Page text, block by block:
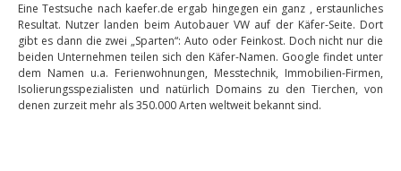
Eine Testsuche nach kaefer.de ergab hingegen ein ganz , erstaunliches
Resultat. Nutzer landen beim Autobauer VW auf der Käfer-Seite. Dort
gibt es dann die zwei „Sparten“: Auto oder Feinkost. Doch nicht nur die
beiden Unternehmen teilen sich den Käfer-Namen. Google findet unter
dem Namen u.a. Ferienwohnungen, Messtechnik, Immobilien-Firmen,
Isolierungsspezialisten und natürlich Domains zu den Tierchen, von
denen zurzeit mehr als 350.000 Arten weltweit bekannt sind.